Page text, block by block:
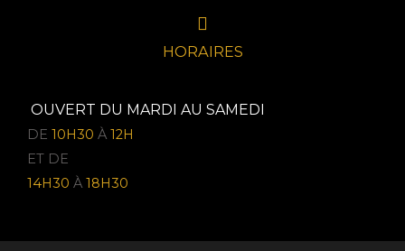
HORAIRES
OUVERT DU MARDI AU SAMEDI
DE 10H30 À 12H
ET DE
14H30 À 18H30